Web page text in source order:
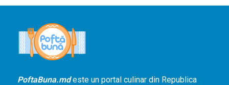
Agenda și
Concursuri
Digest
PoftaBuna.mdeste un portal culinar din Republica